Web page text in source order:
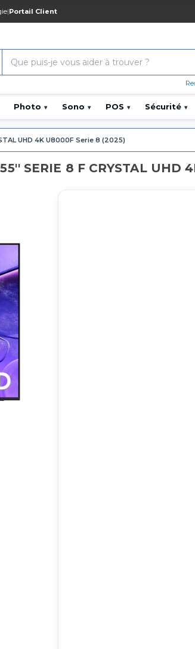
|Portail Client
Photo ▾ Sono ▾ POS ▾ Sécurité ▾
UHD 4K U8000F Serie 8 (2025)
SERIE 8 F CRYSTAL UHD